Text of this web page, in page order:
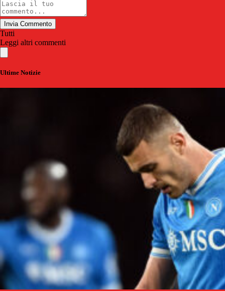
Invia Commento
Tutti
Leggi altri commenti
Ultime Notizie